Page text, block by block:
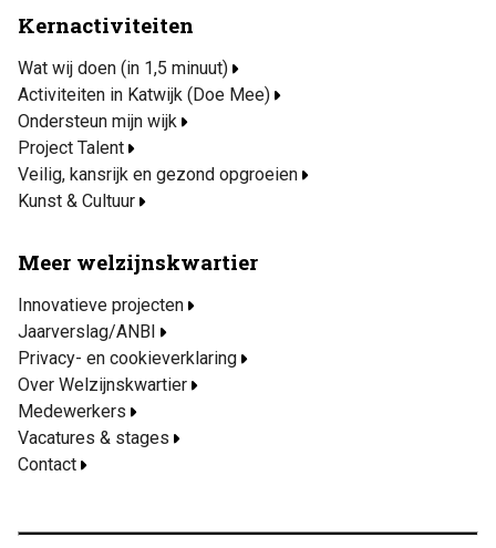
Kernactiviteiten
Wat wij doen (in 1,5 minuut)
Activiteiten in Katwijk (Doe Mee)
Ondersteun mijn wijk
Project Talent
Veilig, kansrijk en gezond opgroeien
Kunst & Cultuur
Meer welzijnskwartier
Innovatieve projecten
Jaarverslag/ANBI
Privacy- en cookieverklaring
Over Welzijnskwartier
Medewerkers
Vacatures & stages
Contact